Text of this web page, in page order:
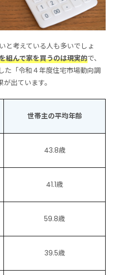
と考えている人も多いでしょ
組んで家を買うのは現実的で、
た「令和４年度住宅市場動向調
出ています。
世帯主の平均年齢
43.8歳
41.1歳
59.8歳
39.5歳